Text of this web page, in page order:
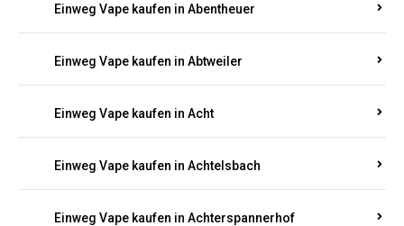
Einweg Vape kaufen in Abentheuer
Einweg Vape kaufen in Abtweiler
Einweg Vape kaufen in Acht
Einweg Vape kaufen in Achtelsbach
Einweg Vape kaufen in Achterspannerhof